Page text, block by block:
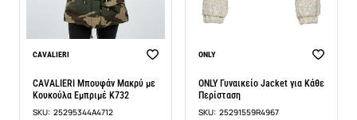
CAVALIERI
CAVALIERI Μπουφάν Μακρύ με
Κουκούλα Εμπριμέ K732
SKU: 25295344A4712
ONLY
ONLY Γυναικείο Jacket για Κάθε
Περίσταση
SKU: 25291559R4967